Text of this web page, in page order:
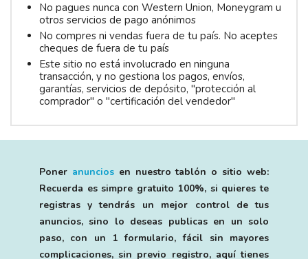
No pagues nunca con Western Union, Moneygram u
otros servicios de pago anónimos
No compres ni vendas fuera de tu país. No aceptes
cheques de fuera de tu país
Este sitio no está involucrado en ninguna
transacción, y no gestiona los pagos, envíos,
garantías, servicios de depósito, "protección al
comprador" o "certificación del vendedor"
Poner anunciosen nuestro tablón o sitio web:
Recuerda es simpre gratuito 100%, si quieres te
registras y tendrás un mejor control de tus
anuncios, sino lo deseas publicas en un solo
paso, con un 1 formulario, fácil sin mayores
complicaciones, sin previo registro, aquí tienes